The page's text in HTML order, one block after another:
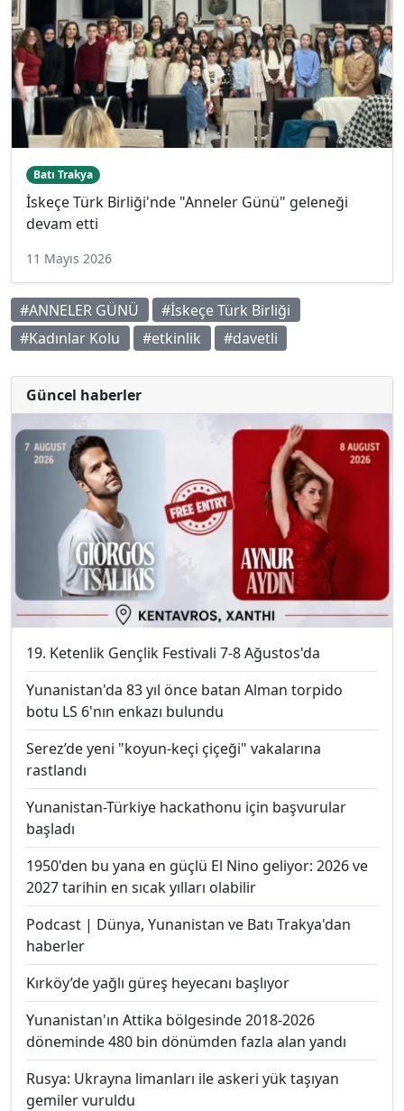
Batı Trakya
İskeçe Türk Birliği'nde "Anneler Günü" geleneği
devam etti
11 Mayıs 2026
#ANNELER GÜNÜ
#İskeçe Türk Birliği
#Kadınlar Kolu
#etkinlik #davetli
Güncel haberler
19. Ketenlik Gençlik Festivali 7-8 Ağustos'da
Yunanistan'da 83 yıl önce batan Alman torpido
botu LS 6'nın enkazı bulundu
Serez’de yeni "koyun-keçi çiçeği" vakalarına
rastlandı
Yunanistan-Türkiye hackathonu için başvurular
başladı
1950'den bu yana en güçlü El Nino geliyor: 2026 ve
2027 tarihin en sıcak yılları olabilir
Podcast | Dünya, Yunanistan ve Batı Trakya'dan
haberler
Kırköy’de yağlı güreş heyecanı başlıyor
Yunanistan'ın Attika bölgesinde 2018-2026
döneminde 480 bin dönümden fazla alan yandı
Rusya: Ukrayna limanları ile askeri yük taşıyan
gemiler vuruldu